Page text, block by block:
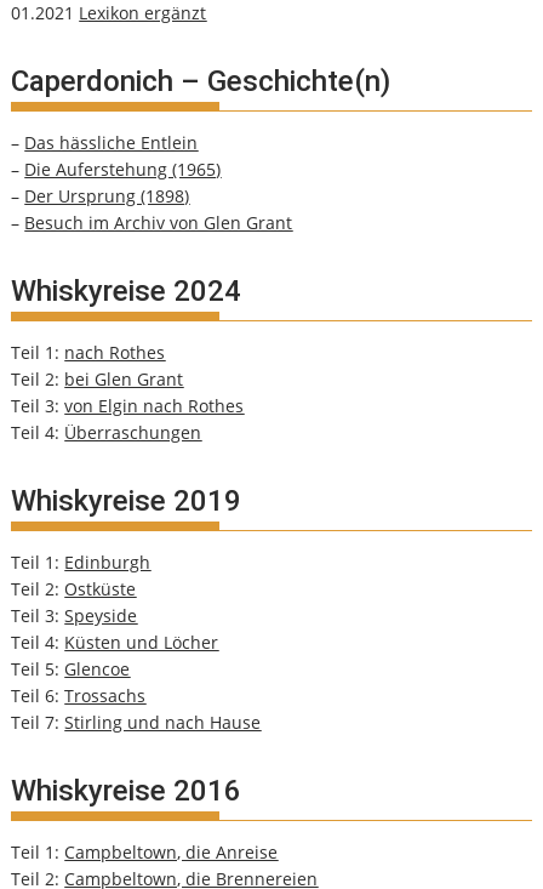
01.2021 Lexikon ergänzt
Caperdonich – Geschichte(n)
– Das hässliche Entlein
– Die Auferstehung (1965)
– Der Ursprung (1898)
– Besuch im Archiv von Glen Grant
Whiskyreise 2024
Teil 1: nach Rothes
Teil 2: bei Glen Grant
Teil 3:von Elgin nach Rothes
Teil 4: Überraschungen
Whiskyreise 2019
Teil 1: Edinburgh
Teil 2: Ostküste
Teil 3:Speyside
Teil 4: Küsten und Löcher
Teil 5: Glencoe
Teil 6:Trossachs
Teil 7:Stirling und nach Hause
Whiskyreise 2016
Teil 1: Campbeltown, die Anreise
Teil 2: Campbeltown, die Brennereien